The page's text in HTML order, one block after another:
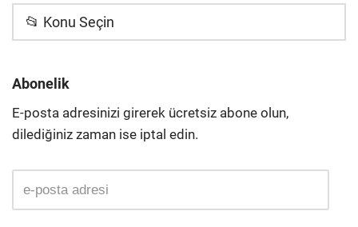
📂 Konu Seçin
Abonelik
E-posta adresinizi girerek ücretsiz abone olun,
dilediğiniz zaman ise iptal edin.